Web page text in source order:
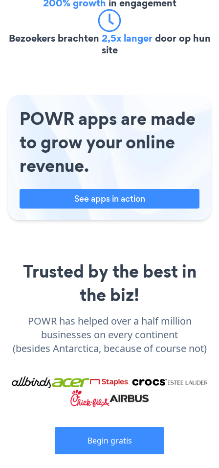
200% growth in engagement
Bezoekers brachten 2,5x langerdoor op hun
site
POWR apps are made
to grow your online
revenue.
See apps in action
Trusted by the best in
the biz!
POWR has helped over a half million
businesses on every continent
(besides Antarctica, because of course not)
Begin gratis